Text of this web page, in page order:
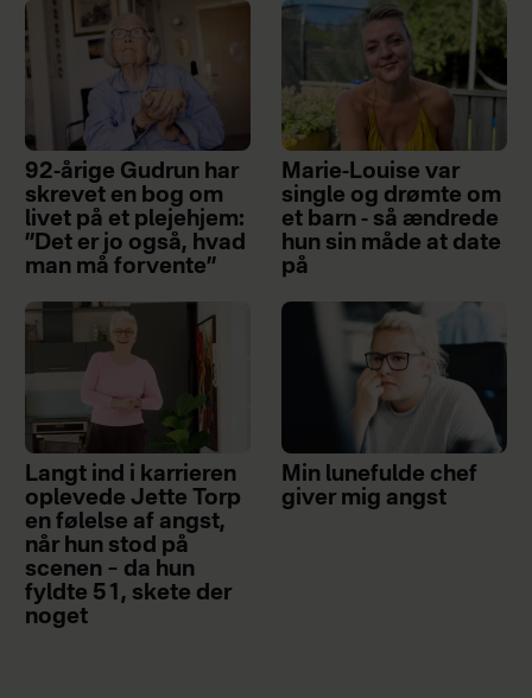
92-årige Gudrun har
skrevet en bog om
livet på et plejehjem:
”Det er jo også, hvad
man må forvente”
Marie-Louise var
single og drømte om
et barn - så ændrede
hun sin måde at date
på
Langt ind i karrieren
oplevede Jette Torp
en følelse af angst,
når hun stod på
scenen – da hun
fyldte 51, skete der
noget
Min lunefulde chef
giver mig angst